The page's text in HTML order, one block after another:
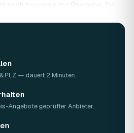
besenrein zur Übergabe. Sie
Erben beteiligt sind.
Schmuck und ganze Sammlungen
fachkundig begutachtet und
Bei wertvollem Hausstand
in Genthin dadurch nahezu
– in Einzelfällen bis hin zu
eine Haushaltsauflösung in
PLZ — dauert 2 Minuten.
Angebote geprüfter Anbieter.